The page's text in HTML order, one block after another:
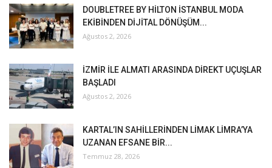
DOUBLETREE BY HİLTON İSTANBUL MODA
EKİBİNDEN DİJİTAL DÖNÜŞÜM...
Ağustos 2, 2026
İZMİR İLE ALMATI ARASINDA DİREKT UÇUŞLAR
BAŞLADI
Ağustos 2, 2026
KARTAL’IN SAHİLLERİNDEN LİMAK LİMRA’YA
UZANAN EFSANE BİR...
Temmuz 28, 2026